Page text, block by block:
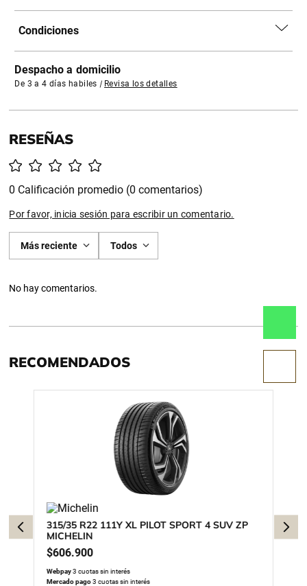
Condiciones
Despacho a domicilio
De 3 a 4 días habiles | Revisa los detalles
0 Calificación promedio (0 comentarios)
Por favor, inicia sesión para escribir un comentario.
Más reciente Todos
No hay comentarios.
RECOMENDADOS
315/35 R22 111Y XL PILOT SPORT 4 SUV ZP
MICHELIN
$606.900
Webpay3 cuotas sin interés
Mercado pago3 cuotas sin interés